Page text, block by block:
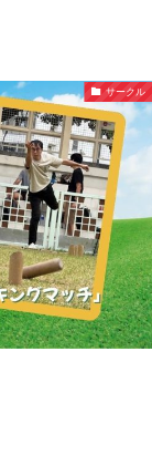
サークル